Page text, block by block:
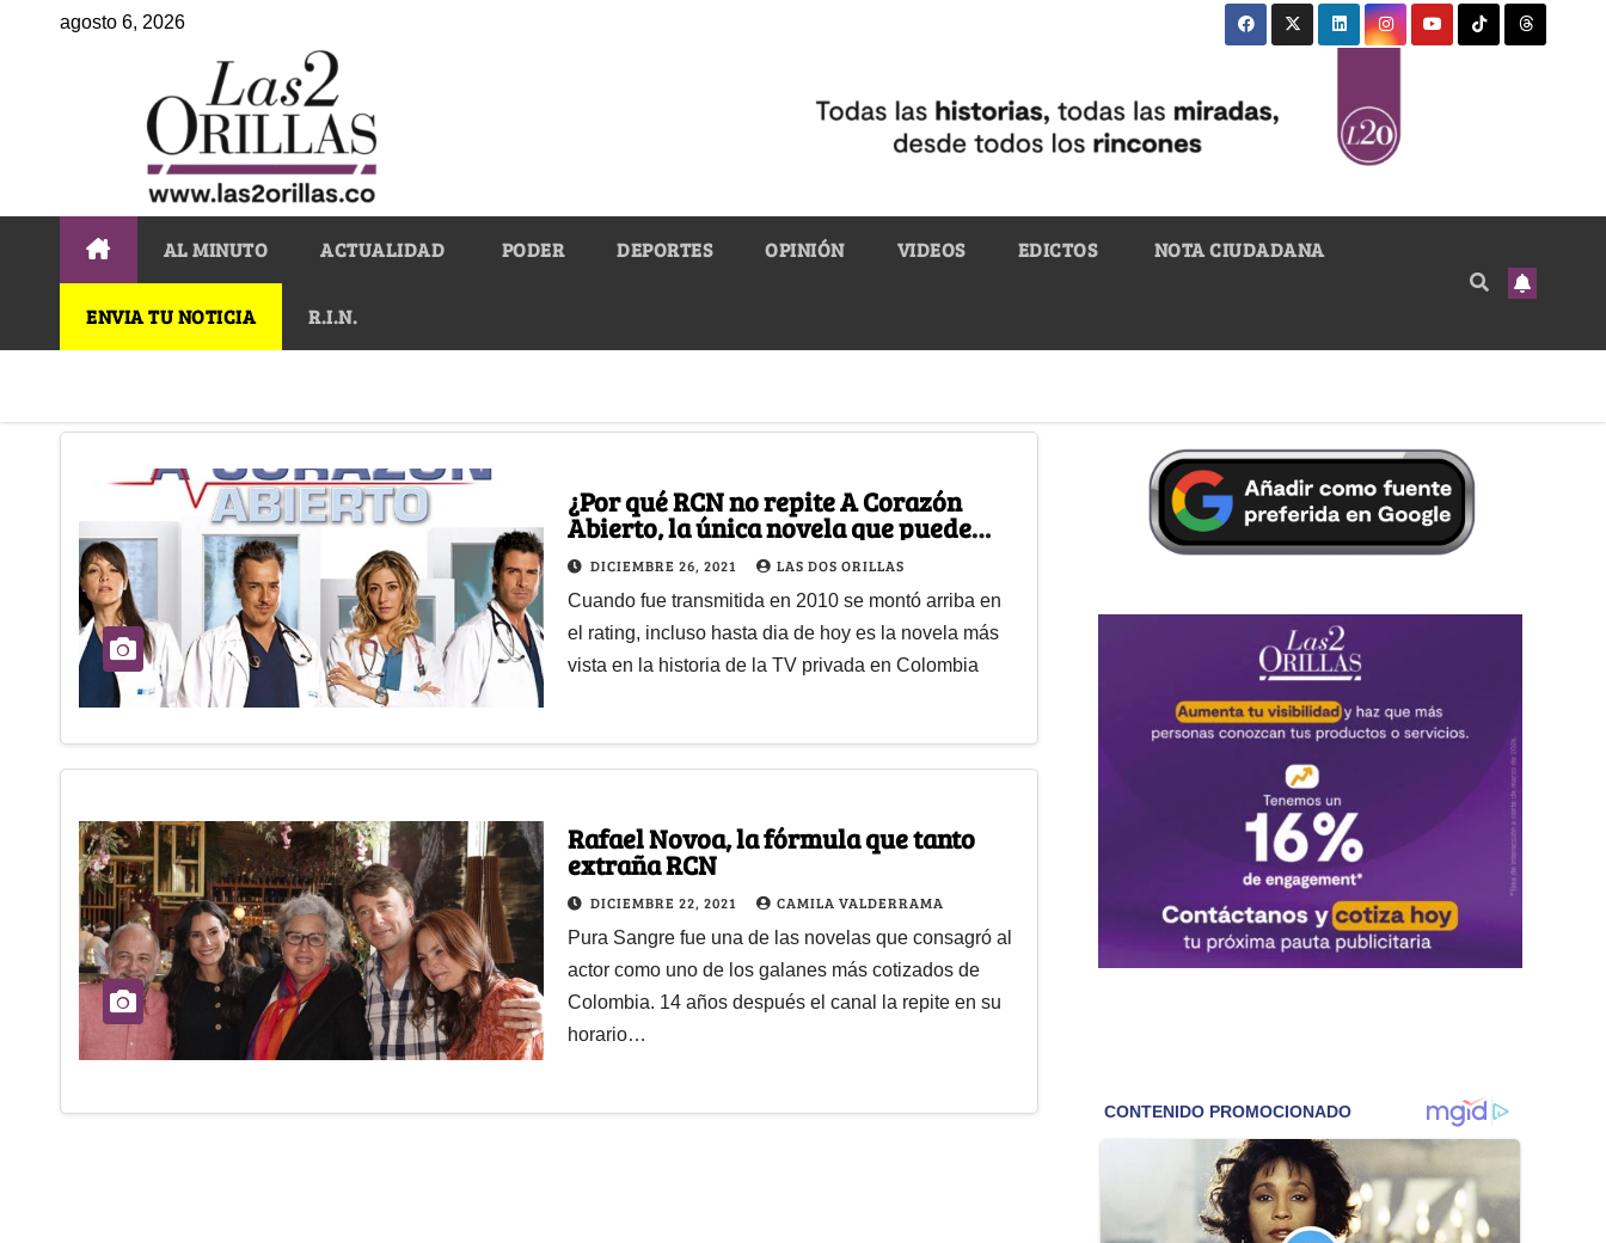
agosto 6, 2026
AL MINUTO ACTUALIDAD PODER DEPORTES OPINIÓN VIDEOS EDICTOS NOTA CIUDADANA
ENVIA TU NOTICIA R.I.N.
¿Por qué RCN no repite A Corazón
Abierto, la única novela que puede
competirle a Caracol?
DICIEMBRE 26, 2021 LAS DOS ORILLAS
Cuando fue transmitida en 2010 se montó arriba en
el rating, incluso hasta dia de hoy es la novela más
vista en la historia de la TV privada en Colombia
Rafael Novoa, la fórmula que tanto
extraña RCN
DICIEMBRE 22, 2021 CAMILA VALDERRAMA
Pura Sangre fue una de las novelas que consagró al
actor como uno de los galanes más cotizados de
Colombia. 14 años después el canal la repite en su
horario…